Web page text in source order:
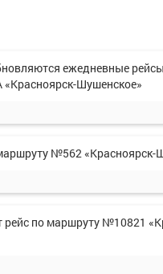
ежедневные
Шушенское»
№562 «Красноярск-
по маршруту №10821